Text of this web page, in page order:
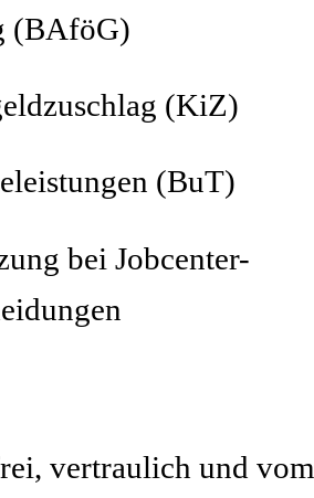
(BAföG)
(KiZ)
(BuT)
bei Jobcenter-
vertraulich und vom